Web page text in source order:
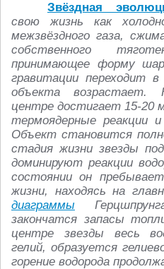
Звёздная
свою жизнь как
межзвёздного газа,
собственного
принимающее форму
гравитации переходит
объекта возрастает.
центре достигает 15-20
термоядерные реакции
Объект становится
стадия жизни звезды
доминируют реакции
состоянии он
жизни, находясь на
диаграммы
закончатся запасы
центре звезды весь
гелий, образуется
горение водорода